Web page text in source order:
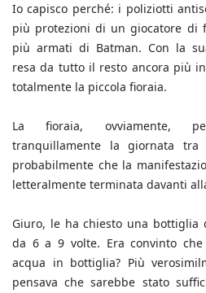
Io capisco perché: i poliziotti
più protezioni di un giocatore di
più armati di Batman. Con la
resa da tutto il resto ancora più
totalmente la piccola fioraia.
La fioraia, ovviamente,
tranquillamente la giornata
probabilmente che la
letteralmente terminata davanti
Giuro, le ha chiesto una bottiglia
da 6 a 9 volte. Era convinto
acqua in bottiglia? Più
pensava che sarebbe stato